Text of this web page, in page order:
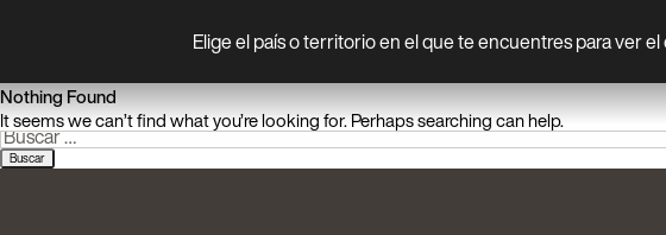
Elige el país o territorio en el que te encuentres para ver
World
Nothing Found
It seems we can’t find what you’re looking for. Perhaps searching can help.
Buscar: